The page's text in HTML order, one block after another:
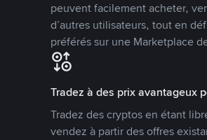
peuvent facilement acheter,
d’autres utilisateurs, tout en
préférés sur une Marketplace
Tradez à des prix avantageux
Tradez des cryptos en étant
vendez à partir des offres